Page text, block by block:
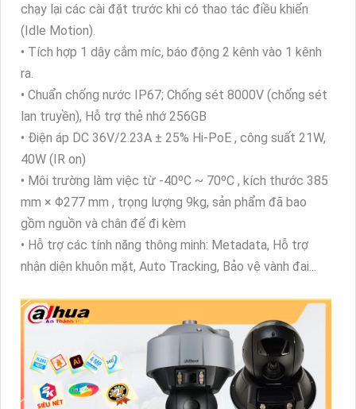
chạy lại các cài đặt trước khi có thao tác điều khiển
(Idle Motion).
• Tích hợp 1 dây cắm míc, báo động 2 kênh vào 1 kênh
ra.
• Chuẩn chống nước IP67; Chống sét 8000V (chống sét
lan truyền), Hỗ trợ thẻ nhớ 256GB
• Điện áp DC 36V/2.23A ± 25% Hi-PoE , công suất 21W,
40W (IR on)
• Môi trường làm việc từ -40ºC ~ 70ºC , kích thước 385
mm × Φ277 mm , trọng lượng 9kg, sản phẩm đã bao
gồm nguồn và chân đế đi kèm
• Hỗ trợ các tính năng thông minh: Metadata, Hỗ trợ
nhận diện khuôn mặt, Auto Tracking, Bảo vệ vành đai...